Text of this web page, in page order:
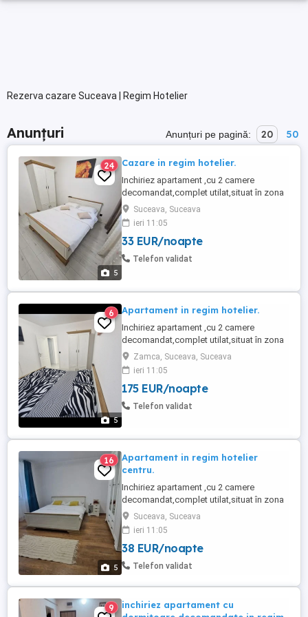
Rezerva cazare Suceava | Regim Hotelier
Anunțuri Anunțuri pe pagină: 20 50
5
24 Cazare in regim hotelier.
Inchiriez apartament ,cu 2 camere
decomandat,complet utilat,situat în zona
centrala.Foarte aproape de spitalul
Județean,piață,primărie,politie. Va este
pus la dispozitie: -2 paturi matrimoniale
160-200, -plita,cuptor cu
microunde,masina de spalat rufe,fier de
Suceava, Suceava
ieri 11:05
33 EUR/noapte
Telefon validat
5
6 Apartament in regim hotelier.
Inchiriez apartament ,cu 2 camere
decomandat,complet utilat,situat în zona
centrala.Foarte aproape de spitalul
Județean,piață,primărie,politie. Va este
pus la dispozitie: -2 paturi matrimoniale
160-200, -plita,cuptor cu
microunde,masina de spalat rufe,fier de
Zamca, Suceava, Suceava
ieri 11:05
175 EUR/noapte
Telefon validat
5
16
Apartament in regim hotelier
centru.
Inchiriez apartament ,cu 2 camere
decomandat,complet utilat,situat în zona
ultra centrala.Foarte aproape de spitalul
Județean,piață,primărie,politie. Va este
pus la dispozitie: -2 paturi matrimoniale
160-200, -plita,cuptor,cuptor cu
microunde,masina de spalat rufe,fier de
Suceava, Suceava
ieri 11:05
38 EUR/noapte
Telefon validat
9
inchiriez apartament cu